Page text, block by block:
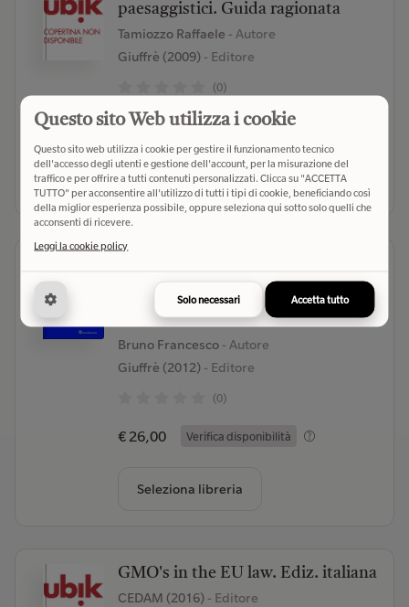
paesaggistici. Guida ragionata
Tamiozzo Raffaele - Autore
Giuffrè (2009)- Editore
(0)
€ 65,00 Verifica disponibilità
Seleziona libreria
Pluralità di ordinamenti e
governance multilivello del mare e
delle risorse idriche
Bruno Francesco - Autore
Giuffrè (2012)- Editore
(0)
€ 26,00 Verifica disponibilità
Seleziona libreria
GMO's in the EU law. Ediz. italiana
CEDAM (2016)- Editore
Questo sito Web utilizza i cookie
Questo sito web utilizza i cookie per gestire il funzionamento tecnico
dell'accesso degli utenti e gestione dell'account, per la misurazione del
traffico e per offrire a tutti contenuti personalizzati. Clicca su "ACCETTA
TUTTO" per acconsentire all'utilizzo di tutti i tipi di cookie, beneficiando così
della miglior esperienza possibile, oppure seleziona qui sotto solo quelli che
acconsenti di ricevere.
Leggi la cookie policy
Solo necessari Accetta tutto